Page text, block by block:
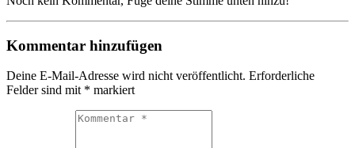
Kommentar hinzufügen
Deine E-Mail-Adresse wird nicht veröffentlicht. Erforderliche
Felder sind mit * markiert